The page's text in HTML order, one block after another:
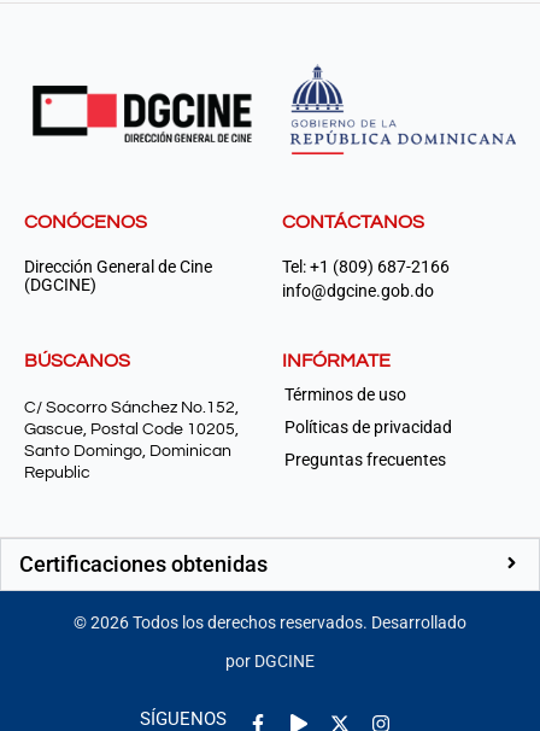
CONÓCENOS
Dirección General de Cine
(DGCINE)
CONTÁCTANOS
Tel: +1 (809) 687-2166
info@dgcine.gob.do
BÚSCANOS
C/ Socorro Sánchez No.152,
Gascue, Postal Code 10205,
Santo Domingo, Dominican
Republic
INFÓRMATE
Términos de uso
Políticas de privacidad
Preguntas frecuentes
Certificaciones obtenidas
©2026Todos los derechos reservados. Desarrollado
por DGCINE
SÍGUENOS
Facebook-
Play Instagram